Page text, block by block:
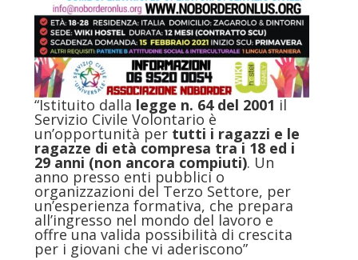
“Istituito dalla legge n. 64 del 2001 il
Servizio Civile Volontario è
un’opportunità per tutti i ragazzi e le
ragazze di età compresa tra i 18 ed i
29 anni (non ancora compiuti). Un
anno presso enti pubblici o
organizzazioni del Terzo Settore, per
un’esperienza formativa, che prepara
all’ingresso nel mondo del lavoro e
offre una valida possibilità di crescita
per i giovani che vi aderiscono”